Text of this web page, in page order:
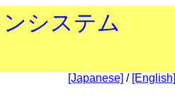
システム
[Japanese] / [English]